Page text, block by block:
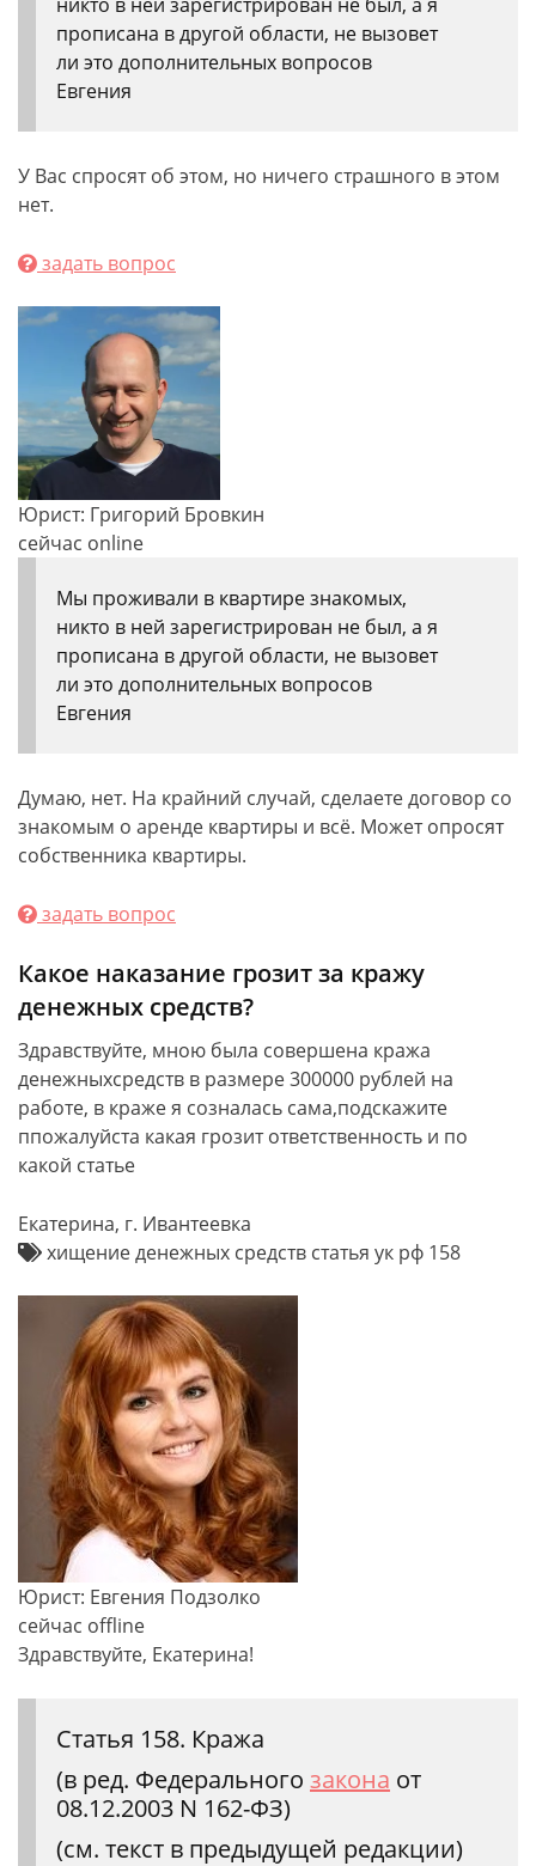
прописана в другой области, не вызовет
ли это дополнительных вопросов
Евгения
У Вас спросят об этом, но ничего страшного в этом
нет.
задать вопрос
Юрист: Григорий Бровкин
сейчас online
Мы проживали в квартире знакомых,
никто в ней зарегистрирован не был, а я
прописана в другой области, не вызовет
ли это дополнительных вопросов
Евгения
Думаю, нет. На крайний случай, сделаете договор со
знакомым о аренде квартиры и всё. Может опросят
собственника квартиры.
задать вопрос
Какое наказание грозит за кражу
денежных средств?
Здравствуйте, мною была совершена кража
денежныхсредств в размере 300000 рублей на
работе, в краже я созналась сама,подскажите
ппожалуйста какая грозит ответственность и по
какой статье
Екатерина, г. Ивантеевка
хищение денежных средств статья ук рф 158
Юрист: Евгения Подзолко
сейчас offline
Здравствуйте, Екатерина!
Статья 158. Кража
(в ред. Федерального закона от
08.12.2003 N 162-ФЗ)
(см. текст в предыдущей редакции)